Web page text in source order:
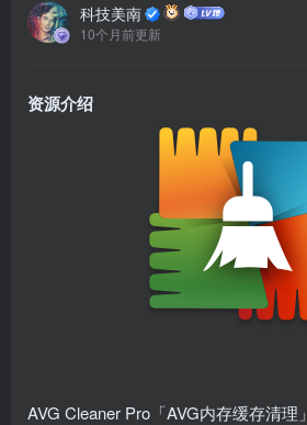
Linux软件
科技美南
10个月前更新
资源介绍
AVG Cleaner Pro「AVG内存缓存清理